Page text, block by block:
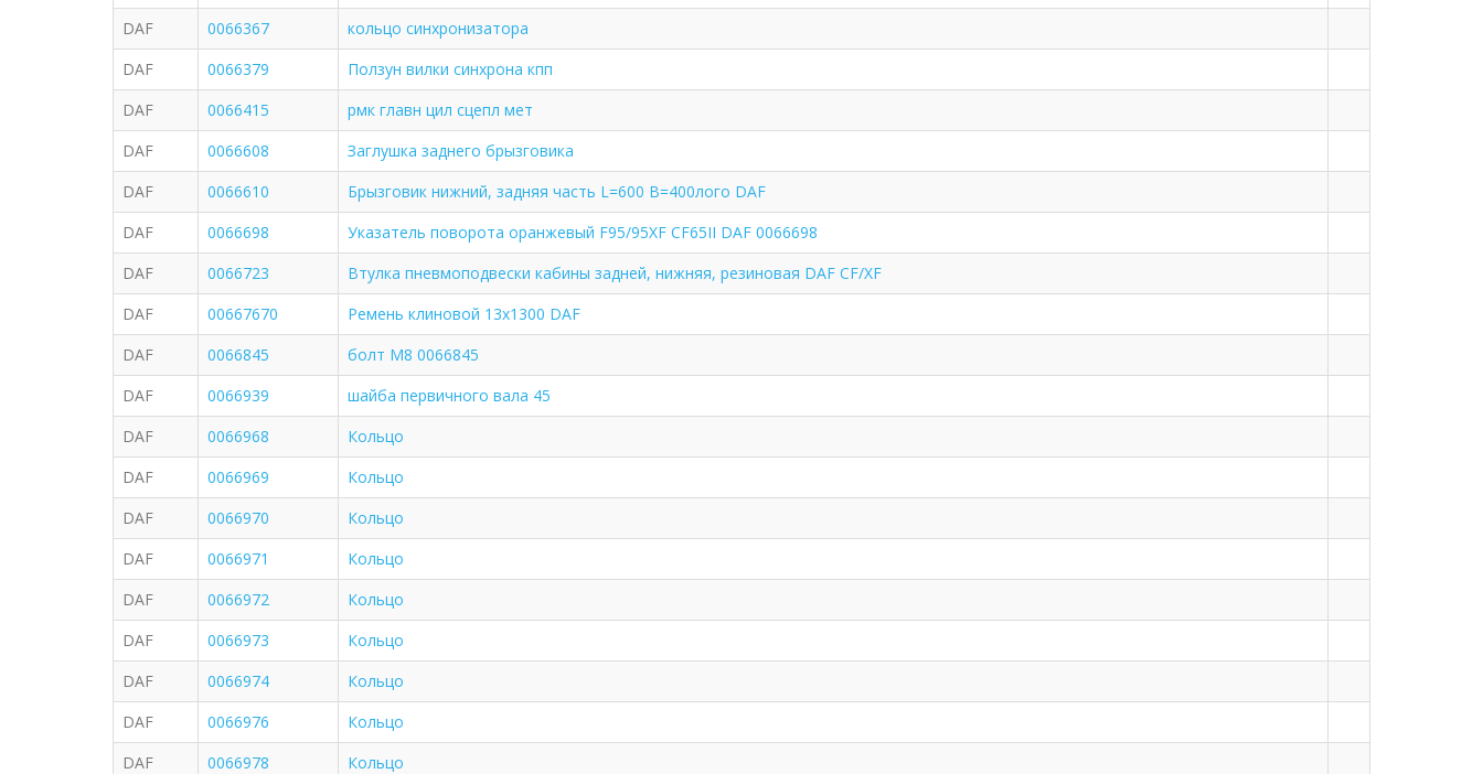
DAF
0066367
кольцо синхронизатора
DAF
0066379
Ползун вилки синхрона кпп
DAF
0066415
рмк главн цил сцепл мет
DAF
0066608
Заглушка заднего брызговика
DAF
0066610
Брызговик нижний, задняя часть L=600 B=400лого DAF
DAF
0066698
Указатель поворота оранжевый F95/95XF CF65II DAF 0066698
DAF
0066723
Втулка пневмоподвески кабины задней, нижняя, резиновая DAF CF/XF
DAF
00667670
Ремень клиновой 13х1300 DAF
DAF
0066845
болт М8 0066845
DAF
0066939
шайба первичного вала 45
DAF
0066968
Кольцо
DAF
0066969
Кольцо
DAF
0066970
Кольцо
DAF
0066971
Кольцо
DAF
0066972
Кольцо
DAF
0066973
Кольцо
DAF
0066974
Кольцо
DAF
0066976
Кольцо
DAF
0066978
Кольцо